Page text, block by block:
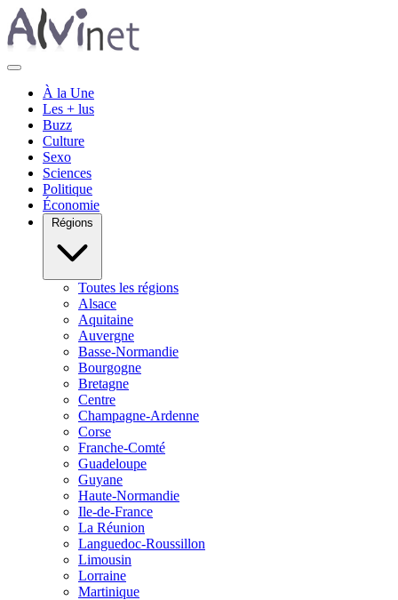
À la Une
Les + lus
Buzz
Culture
Sexo
Sciences
Politique
Économie
Régions
Toutes les régions
Alsace
Aquitaine
Auvergne
Basse-Normandie
Bourgogne
Bretagne
Centre
Champagne-Ardenne
Corse
Franche-Comté
Guadeloupe
Guyane
Haute-Normandie
Ile-de-France
La Réunion
Languedoc-Roussillon
Limousin
Lorraine
Martinique